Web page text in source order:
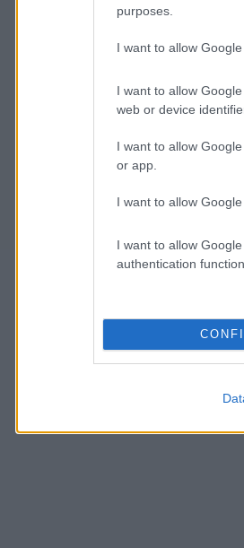
purposes.
I want to allow
I want to allow
web or device
I want to allow
or app.
I want to allow
I want to allow
authentication